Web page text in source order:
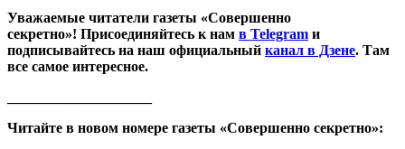
Уважаемые читатели газеты «Совершенно
секретно»! Присоединяйтесь к нам в Telegram и
подписывайтесь на наш официальный канал в Дзене. Там
все самое интересное.
Читайте в новом номере газеты «Совершенно секретно»: